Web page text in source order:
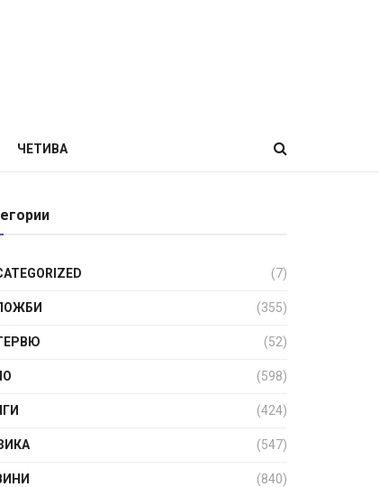
ЧЕТИВА
(7)
(355)
(52)
(598)
(424)
(547)
(840)